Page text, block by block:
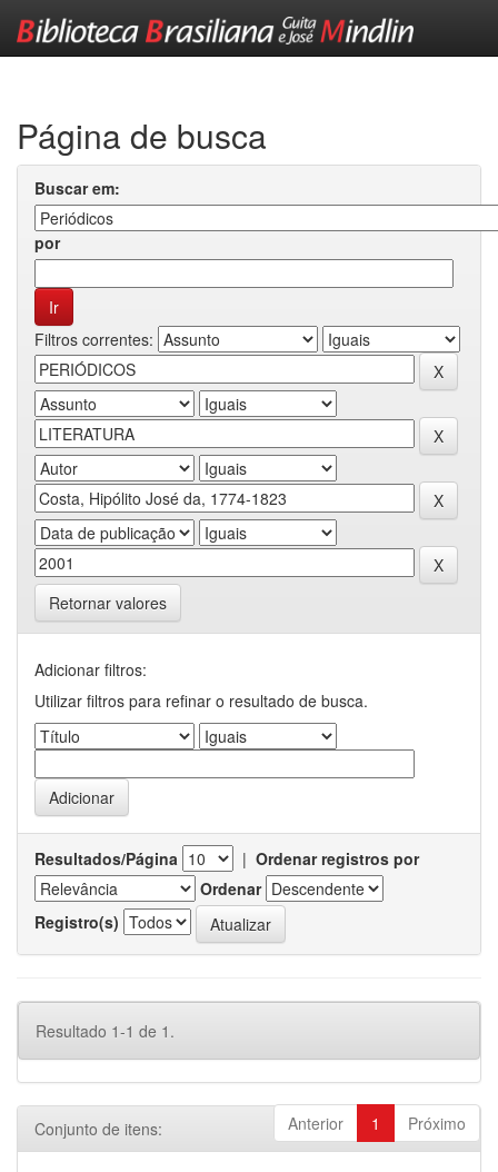
Página de busca
Buscar em:
por
Filtros correntes:
Retornar valores
Adicionar filtros:
Utilizar filtros para refinar o resultado de busca.
Resultados/Página | Ordenar registros por
Ordenar
Registro(s)
Resultado 1-1 de 1.
Anterior 1 Próximo
Conjunto de itens: